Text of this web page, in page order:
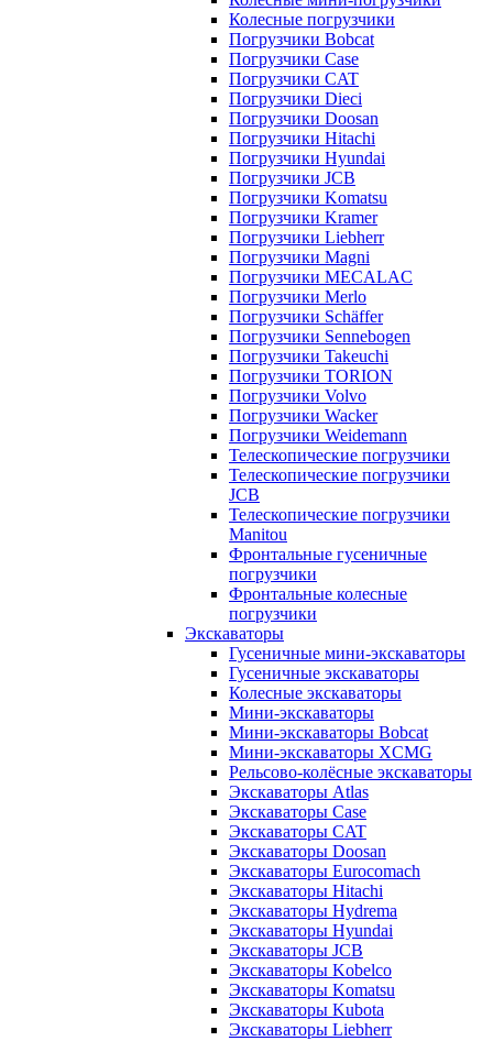
Колесные погрузчики
Погрузчики Bobcat
Погрузчики Case
Погрузчики CAT
Погрузчики Dieci
Погрузчики Doosan
Погрузчики Hitachi
Погрузчики Hyundai
Погрузчики JCB
Погрузчики Komatsu
Погрузчики Kramer
Погрузчики Liebherr
Погрузчики Magni
Погрузчики MECALAC
Погрузчики Merlo
Погрузчики Schäffer
Погрузчики Sennebogen
Погрузчики Takeuchi
Погрузчики TORION
Погрузчики Volvo
Погрузчики Wacker
Погрузчики Weidemann
Телескопические погрузчики
Телескопические погрузчики
JCB
Телескопические погрузчики
Manitou
Фронтальные гусеничные
погрузчики
Фронтальные колесные
погрузчики
Экскаваторы
Гусеничные мини-экскаваторы
Гусеничные экскаваторы
Колесные экскаваторы
Мини-экскаваторы
Мини-экскаваторы Bobcat
Мини-экскаваторы XCMG
Рельсово-колёсные экскаваторы
Экскаваторы Atlas
Экскаваторы Case
Экскаваторы CAT
Экскаваторы Doosan
Экскаваторы Eurocomach
Экскаваторы Hitachi
Экскаваторы Hydrema
Экскаваторы Hyundai
Экскаваторы JCB
Экскаваторы Kobelco
Экскаваторы Komatsu
Экскаваторы Kubota
Экскаваторы Liebherr